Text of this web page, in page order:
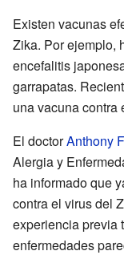
Existen vacunas
Zika. Por ejemplo,
encefalitis
garrapatas.
una vacuna contra
El doctorAnthony
Alergia y
ha informado que
contra el virus del
experiencia previa
enfermedades